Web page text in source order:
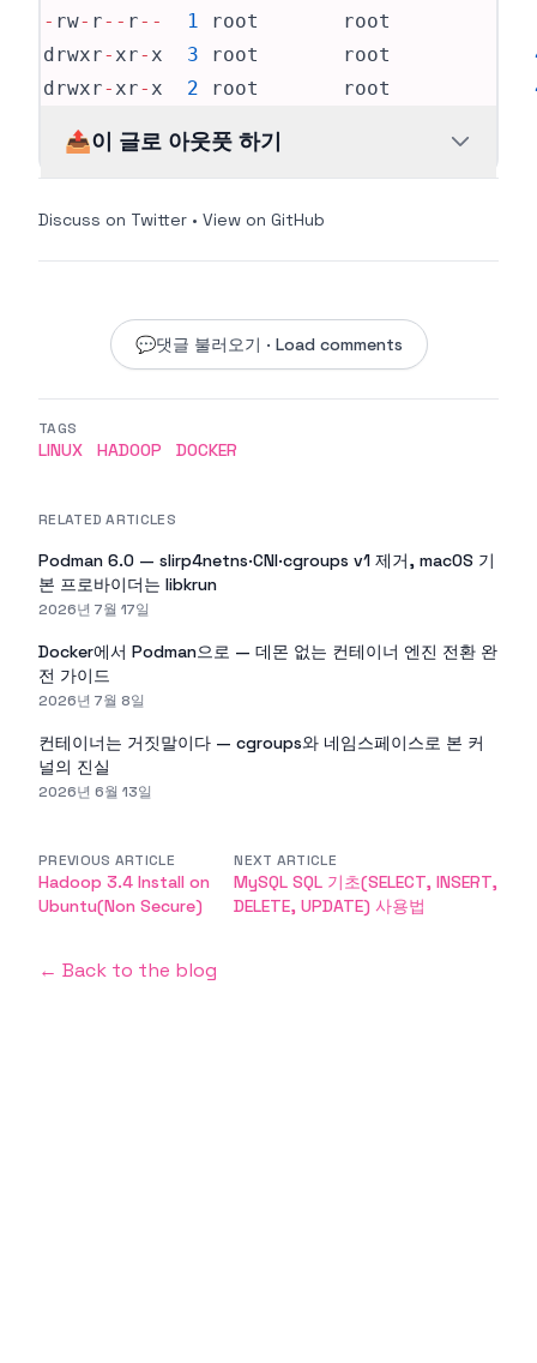
- rw- r-- r-- 1 root
drwxr- xr- x 3 root       root
drwxr- xr- x 2 root       root
📤이 글로 아웃풋 하기
Discuss on Twitter • View on GitHub
💬댓글 불러오기 · Load comments
TAGS
LINUX HADOOP DOCKER
RELATED ARTICLES
Podman 6.0 — slirp4netns·CNI·cgroups v1 제거, macOS 기
본 프로바이더는 libkrun
2026년 7월 17일
Docker에서 Podman으로 — 데몬 없는 컨테이너 엔진 전환 완
전 가이드
2026년 7월 8일
컨테이너는 거짓말이다 — cgroups와 네임스페이스로 본 커
널의 진실
2026년 6월 13일
PREVIOUS ARTICLE
Hadoop 3.4 Install on
Ubuntu(Non Secure)
NEXT ARTICLE
MySQL SQL 기초(SELECT, INSERT,
DELETE, UPDATE) 사용법
← Back to the blog